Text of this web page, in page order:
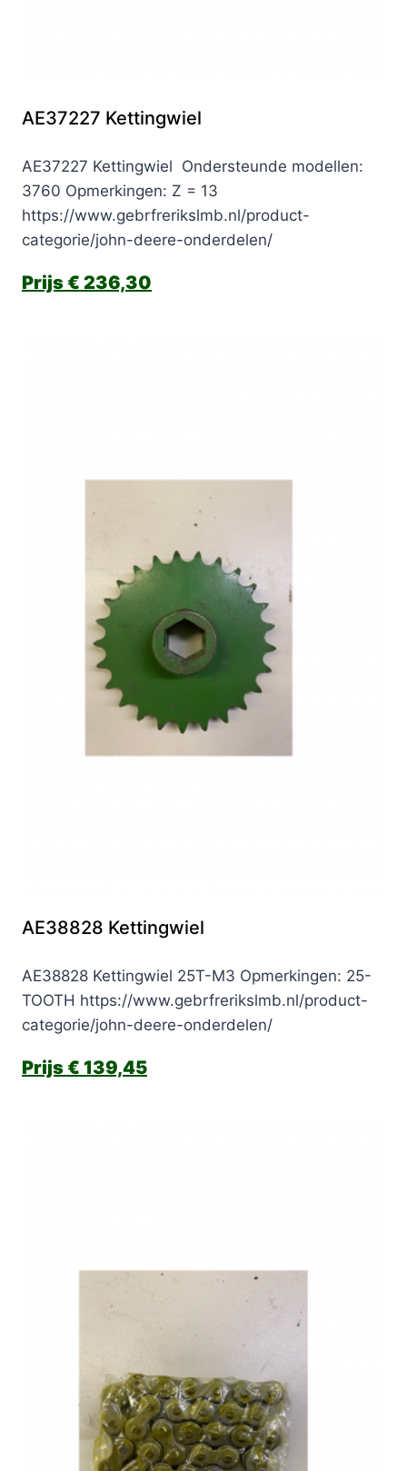
AE37227 Kettingwiel
AE37227 Kettingwiel Ondersteunde modellen:
3760 Opmerkingen: Z = 13
https://www.gebrfrerikslmb.nl/product-
categorie/john-deere-onderdelen/
€ 236,30
AE38828 Kettingwiel
AE38828 Kettingwiel 25T-M3 Opmerkingen: 25-
TOOTH https://www.gebrfrerikslmb.nl/product-
categorie/john-deere-onderdelen/
€ 139,45